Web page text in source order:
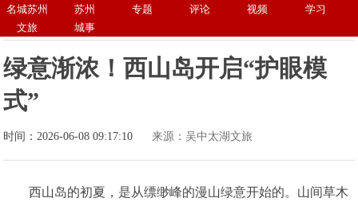
名城苏州 苏州 专题 评论 视频
学习
文旅
城事
绿意渐浓！西山岛开启“护眼模
式”
时间：2026-06-08 09:17:10 来源：吴中太湖文旅
西山岛的初夏，是从缥缈峰的漫山绿意开始的。山间草木